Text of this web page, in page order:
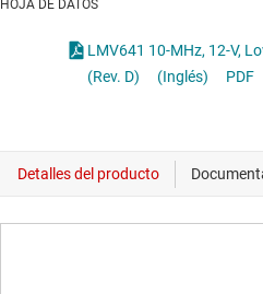
HOJA DE DATOS
LMV641 10-MHz, 12-V,
(Rev. D)
(Inglés) PDF